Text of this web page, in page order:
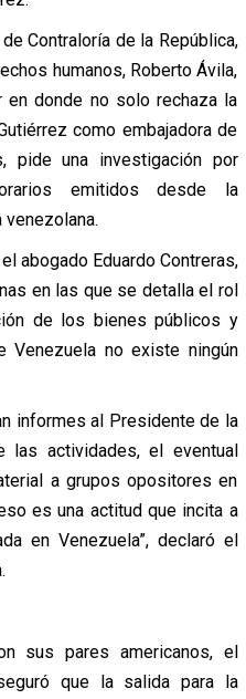
Contraloría de la República,
humanos, Roberto Ávila,
en donde no solo rechaza la
como embajadora de
pide una investigación por
emitidos desde la
venezolana.
abogado Eduardo Contreras,
en las que se detalla el rol
de los bienes públicos y
Venezuela no existe ningún
informes al Presidente de la
las actividades, el eventual
a grupos opositores en
es una actitud que incita a
en Venezuela”, declaró el
sus pares americanos, el
que la salida para la